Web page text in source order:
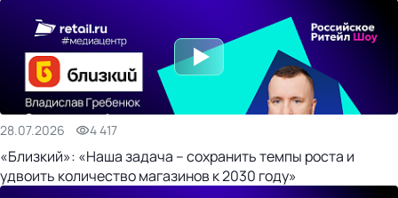
28.07.2026 4 417
«Близкий»: «Наша задача – сохранить темпы роста и
удвоить количество магазинов к 2030 году»